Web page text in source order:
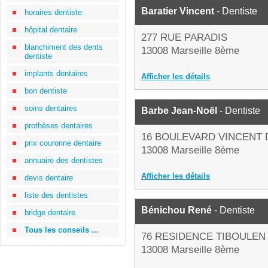
horaires dentiste
hôpital dentaire
blanchiment des dents
dentiste
implants dentaires
bon dentiste
soins dentaires
prothèses dentaires
prix couronne dentaire
annuaire des dentistes
devis dentaire
liste des dentistes
bridge dentaire
Tous les conseils ...
Baratier Vincent - Dentiste
277 RUE PARADIS
13008 Marseille 8ème
Afficher les détails
Barbe Jean-Noël - Dentiste
16 BOULEVARD VINCENT
13008 Marseille 8ème
Afficher les détails
Bénichou René - Dentiste
76 RESIDENCE TIBOULEN
13008 Marseille 8ème